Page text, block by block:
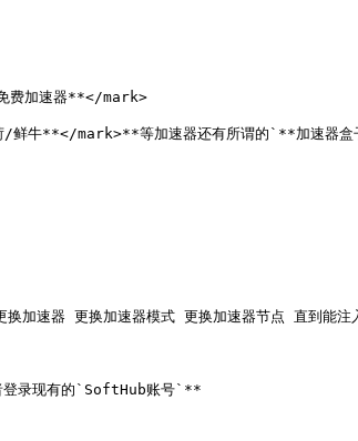
加速器**</mark>
mark>**等加速器还有所谓的`**加速器盒子
器 更换加速器模式 更换加速器节点 直到能注
登录现有的`SoftHub账号`**